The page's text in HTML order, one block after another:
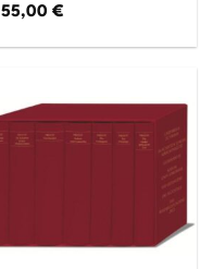
55,00€